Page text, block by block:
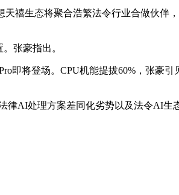
禧生态将聚合浩繁法令行业合做伙伴
张豪指出。
将登场。CPU机能提拔60%，张豪引
AI处理方案差同化劣势以及法令AI生